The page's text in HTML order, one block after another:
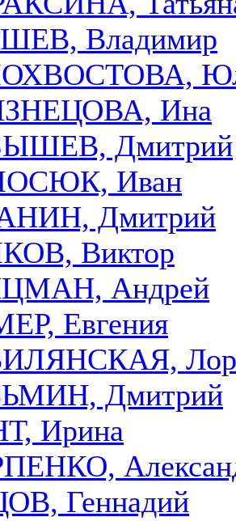
Владимир
Ина
Дмитрий
Иван
Дмитрий
Виктор
Андрей
Евгения
Дмитрий
Ирина
Геннадий